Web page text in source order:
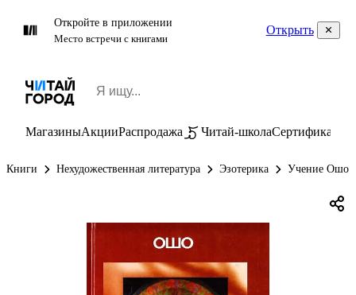
Откройте в приложении
Место встречи с книгами
Открыть
МагазиныАкцииРаспродажа Читай-школаСертификаты
Книги Нехудожественная литература Эзотерика Учение Ошо